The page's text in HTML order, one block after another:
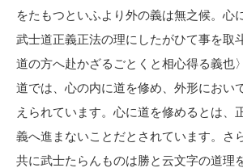
をたもつといふより外の義は無之候。心
武士道正義正法の理にしたがひて事を取
道の方へ赴かざるごとくと相心得る義也
道では、心の内に道を修め、外形におい
えられています。心に道を修めるとは、
義へ進まないことだとされています。さ
共に武士たらんものは勝と云文字の道理